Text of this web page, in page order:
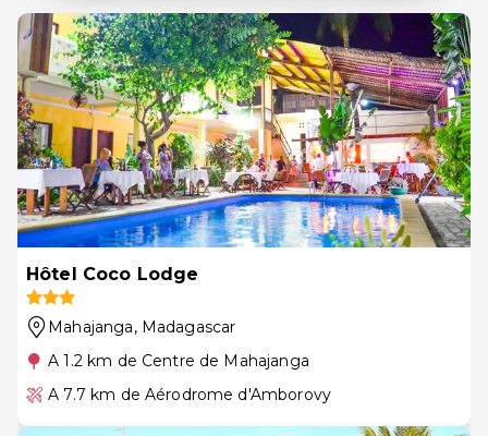
Hôtel Coco Lodge
Mahajanga, Madagascar
A 1.2 km de Centre de Mahajanga
A 7.7 km de Aérodrome d'Amborovy